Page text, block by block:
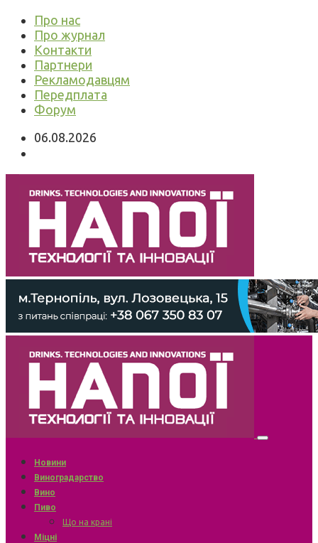
Про нас
Про журнал
Контакти
Партнери
Рекламодавцям
Передплата
Форум
06.08.2026
Новини
Виноградарство
Вино
Пиво
Що на крані
Міцні